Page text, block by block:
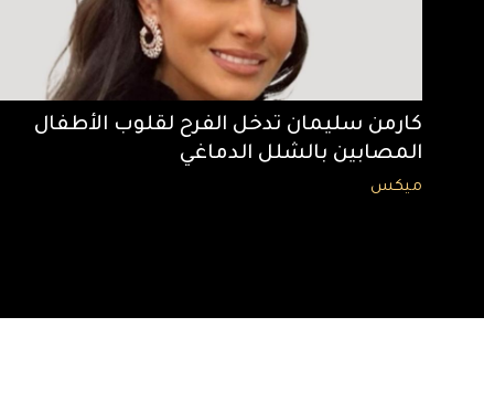
كارمن سليمان تدخل الفرح لقلوب الأطفال
المصابين بالشلل الدماغي
ميكس